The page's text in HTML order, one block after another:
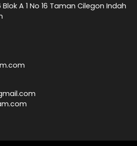
A 1 No 16 Taman Cilegon Indah